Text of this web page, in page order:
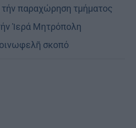
τήν παραχώρηση τμήματος
Ἱερά Μητρόπολη
σκοπό